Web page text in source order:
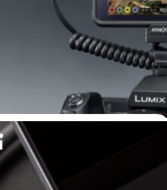
มเทรนด์ที่ Canon และ Fujifilm ในการ
มต้องกล้องดิจิทัลของตัวเองให้ใช้งานกับ
บเว็บแคมได้ โดยโปรแกรมของพานา
Tether for Streaming (Beta) ที่ช่วยให้
Mirrorless หรือกล้อง Compact ใช้งาน
อปการประชุมวิดีโอทางไกล เช่น Zoom,
ช่วยให้ภาพที่จับออกมาดูสวยละเอียดและ
มารถเชื่อมต่อเข้ากับพอร์ต USB ของ
โดยตรง ซึ่งไม่จำเป็นต้องพึ่งพาอุปกรณ์
ใด (ใครไม่มีก็ไม่ต้องเสียเงินซื้อเพิ่ม)
for Streaming มีฟังก์ชันที่ทำให้
นเว็บแคมได้หลายรุ่นด้วยกัน ได้แก่ DC-
DC-S1, DC-S1R และ DC-S1H แต่
มาแล้ว เร็วสุด 40Gbps
งถึง 100W ใช้ร่วมกับ USB-C